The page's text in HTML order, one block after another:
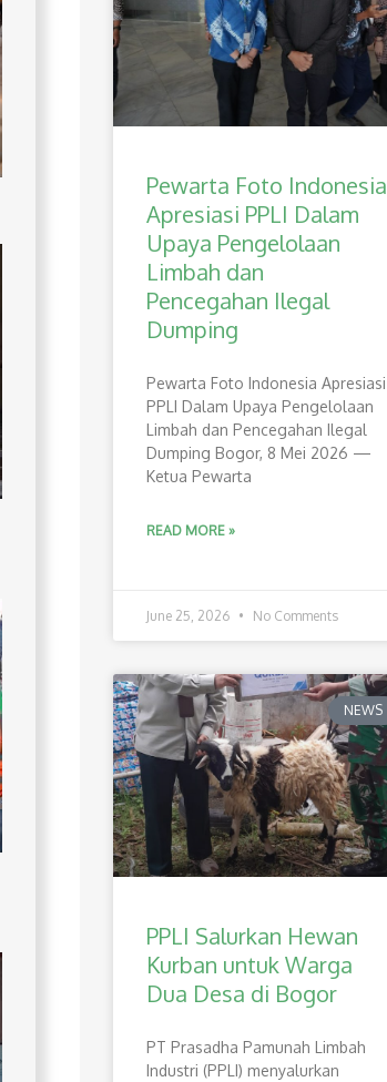
Pewarta Foto Indonesia
Apresiasi PPLI Dalam
Upaya Pengelolaan
Limbah dan
Pencegahan Ilegal
Dumping
Pewarta Foto Indonesia Apresiasi
PPLI Dalam Upaya Pengelolaan
Limbah dan Pencegahan Ilegal
Dumping Bogor, 8 Mei 2026 —
Ketua Pewarta
READ MORE »
June 25, 2026 No Comments
NEWS
PPLI Salurkan Hewan
Kurban untuk Warga
Dua Desa di Bogor
PT Prasadha Pamunah Limbah
Industri (PPLI) menyalurkan